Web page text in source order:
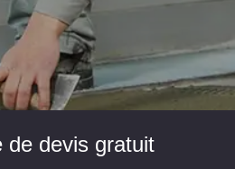
de devis gratuit